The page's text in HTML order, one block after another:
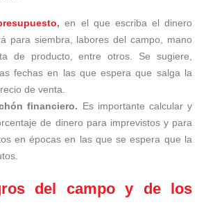
,en el que escriba el dinero
para siembra, labores del campo, mano
de producto, entre otros. Se sugiere,
fechas en las que espera que salga la
de venta.
financiero. Es importante calcular y
de dinero para imprevistos y para
en épocas en las que se espera que la
del campo y de los